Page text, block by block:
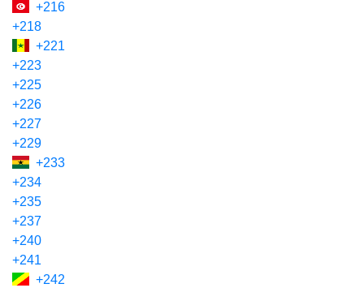
+216
+218
+221
+223
+225
+226
+227
+229
+233
+234
+235
+237
+240
+241
+242